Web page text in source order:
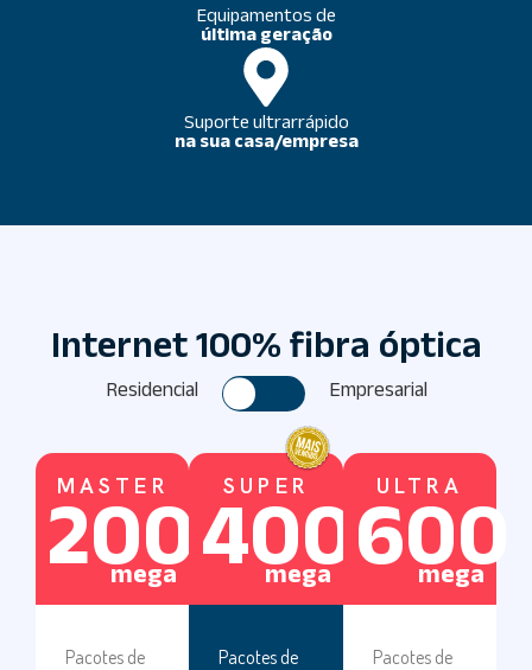
Equipamentos de
última geração
Suporte ultrarrápido
na sua casa/empresa
Internet 100% fibra óptica
Residencial Empresarial
MASTER
200
mega
Pacotes de
SUPER
400
mega
Pacotes de
ULTRA
600
mega
Pacotes de